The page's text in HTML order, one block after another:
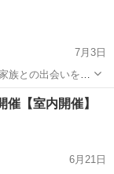
7月3日
【室内開催】
6月21日